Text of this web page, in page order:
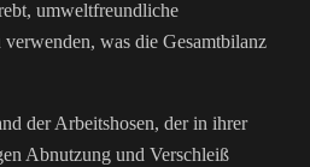
umweltfreundliche
was die Gesamtbilanz
der Arbeitshosen, der in ihrer
Abnutzung und Verschleiß